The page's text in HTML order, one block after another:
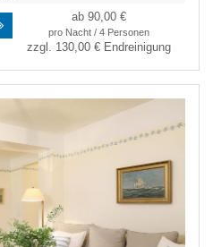
ab 90,00 €
pro Nacht / 4 Personen
zzgl. 130,00 € Endreinigung